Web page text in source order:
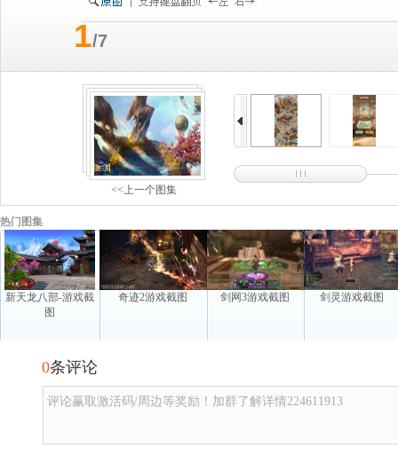
1/7
<<上一个图集
热门图集
新天龙八部-游戏截
图
奇迹2游戏截图 剑网3游戏截图 剑灵游戏截图
0条评论
评论赢取激活码/周边等奖励！加群了解详情224611913